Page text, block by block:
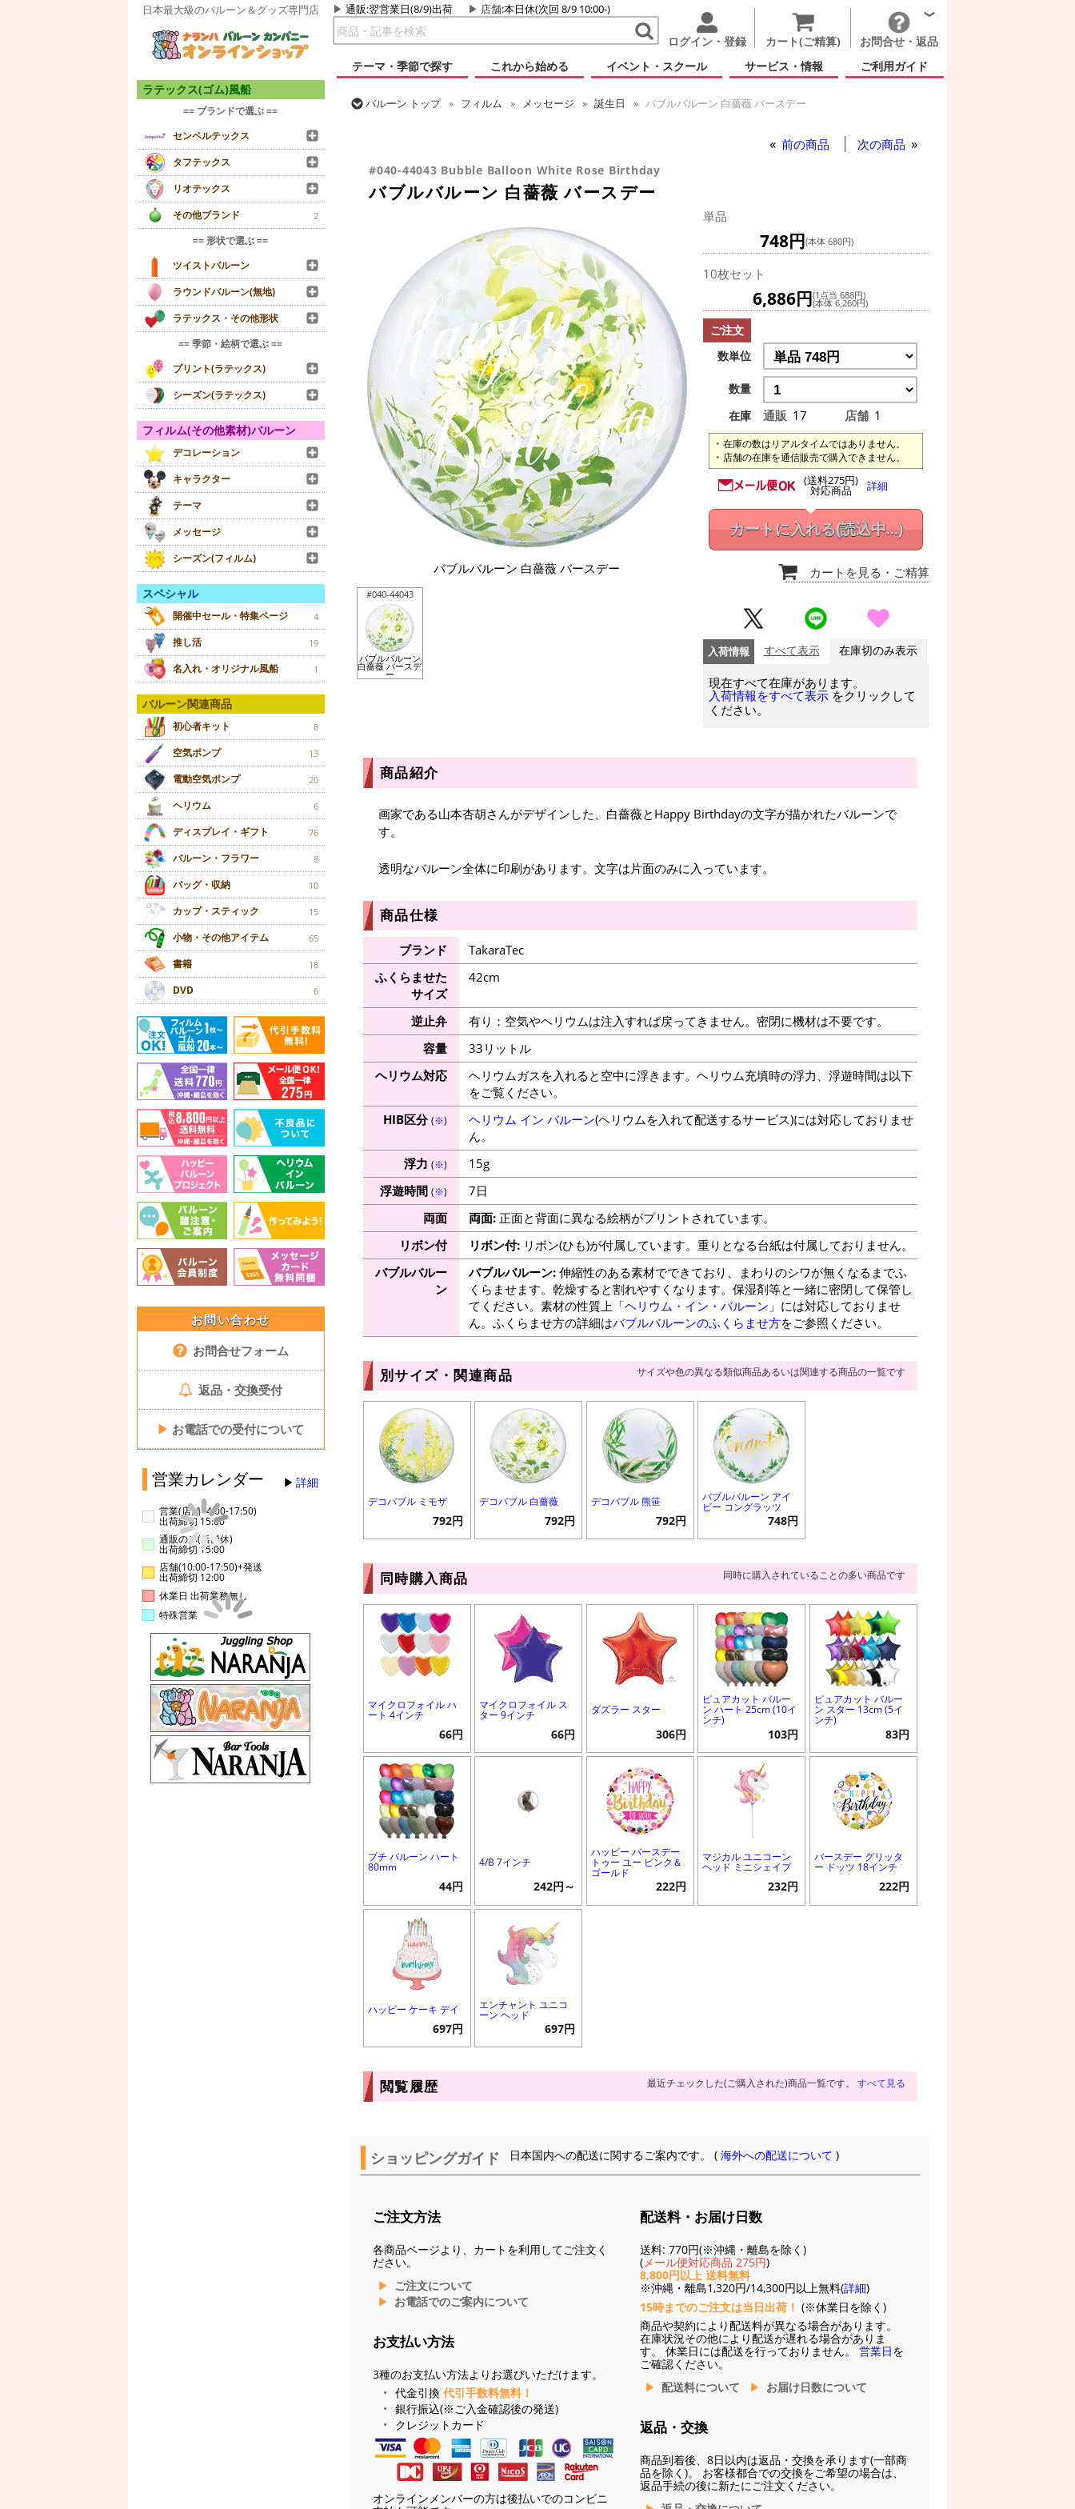
日本最大級のバルーン＆グッズ専門店 通販:翌営業日(8/9)出荷 店舗:本日休(次回 8/9 10:00-)
ログイン・登録 カート(ご精算)
お問合せ・返品
テーマ・季節で探す
これから始める イベント・スクール サービス・情報 ご利用ガイド
ラテックス(ゴム)風船
== ブランドで選ぶ ==
センペルテックス
タフテックス
リオテックス
その他ブランド
2
== 形状で選ぶ ==
ツイストバルーン
ラウンドバルーン(無地)
ラテックス・その他形状
== 季節・絵柄で選ぶ ==
プリント(ラテックス)
シーズン(ラテックス)
フィルム(その他素材)バルーン
デコレーション
キャラクター
テーマ
メッセージ
シーズン(フィルム)
スペシャル
開催中セール・特集ページ 4
推し活 19
名入れ・オリジナル風船 1
バルーン関連商品
初心者キット 8
空気ポンプ 13
電動空気ポンプ 20
ヘリウム 6
ディスプレイ・ギフト 76
バルーン・フラワー 8
バッグ・収納 10
カップ・スティック 15
小物・その他アイテム 65
書籍 18
DVD 6
お問い合わせ
お問合せフォーム
返品・交換受付
▶ お電話での受付について
営業カレンダー 詳細
営業(店舗14:00-17:50)
出荷締切 15:00
通販のみ(店舗休)
出荷締切 15:00
店舗(10:00-17:50)+発送
出荷締切 12:00
休業日 出荷業務無し
特殊営業
バルーン トップ フィルム メッセージ 誕生日
バブルバルーン 白薔薇 バースデー
前の商品 次の商品
#040-44043 Bubble Balloon White Rose Birthday
バブルバルーン 白薔薇 バースデー
バブルバルーン 白薔薇 バースデー
#040-44043
バブルバルーン
白薔薇 バースデ
ー
単品
748円(本体 680円)
10枚セット
6,886円(1点当 688円)
(本体 6,260円)
ご注文
数単位
数量
在庫
通販 17 店舗 1
在庫の数はリアルタイムではありません。
店舗の在庫を通信販売で購入できません。
(送料275円)
対応商品 詳細
カートに入れる(読込中...)
カートを見る ・ご精算
入荷情報 すべて表示 在庫切のみ表示
現在すべて在庫があります。
入荷情報をすべて表示 をクリックして
ください。
商品紹介
画家である山本杏胡さんがデザインした、白薔薇とHappy Birthdayの文字が描かれたバルーンで
す。
透明なバルーン全体に印刷があります。文字は片面のみに入っています。
商品仕様
ブランド
TakaraTec
ふくらませた
サイズ
42cm
逆止弁
有り：空気やヘリウムは注入すれば戻ってきません。密閉に機材は不要です。
容量
33リットル
ヘリウム対応
ヘリウムガスを入れると空中に浮きます。ヘリウム充填時の浮力、浮遊時間は以下
をご覧ください。
HIB区分(※) ヘリウム イン バルーン(ヘリウムを入れて配送するサービス)には対応しておりませ
ん。
浮力 (※)
15g
浮遊時間 (※)
7日
両面
両面:正面と背面に異なる絵柄がプリントされています。
リボン付
リボン付:リボン(ひも)が付属しています。重りとなる台紙は付属しておりません。
バブルバルー
ン
バブルバルーン:伸縮性のある素材でできており、まわりのシワが無くなるまでふ
くらませます。乾燥すると割れやすくなります。保湿剤等と一緒に密閉して保管し
てください。素材の性質上「ヘリウム・イン・バルーン 」には対応しておりませ
ん。ふくらませ方の詳細はバブルバルーンのふくらませ方をご参照ください。
別サイズ・関連商品 サイズや色の異なる類似商品あるいは関連する商品の一覧です
デコバブル ミモザ
792円
デコバブル 白薔薇
792円
デコバブル 熊笹
792円
バブルバルーン アイ
ビー コングラッツ
748円
同時購入商品 同時に購入されていることの多い商品です
マイクロフォイル ハ
ート 4インチ
66円
マイクロフォイル ス
ター 9インチ
66円
ダズラー スター
306円
ピュアカット バルー
ン ハート 25cm (10イ
ンチ)
103円
ピュアカット バルー
ン スター 13cm (5イ
ンチ)
83円
プチ バルーン ハート
80mm
44円
4/B 7インチ
242円～
ハッピー バースデー
トゥー ユー ピンク＆
ゴールド
222円
マジカル ユニコーン
ヘッド ミニシェイプ
232円
バースデー グリッタ
ー ドッツ 18インチ
222円
ハッピー ケーキ デイ
697円
エンチャント ユニコ
ーン ヘッド
697円
閲覧履歴 最近チェックした(ご購入された)商品一覧です。 すべて見る
ショッピングガイド 日本国内への配送に関するご案内です。 (海外への配送について )
ご注文方法
各商品ページより、カートを利用してご注文く
ださい。
ご注文について
お電話でのご案内について
お支払い方法
3種のお支払い方法よりお選びいただけます。
代金引換 代引手数料無料！
銀行振込(※ご入金確認後の発送)
クレジットカード
オンラインメンバーの方は後払いでのコンビニ
配送料・お届け日数
送料: 770円(※沖縄・離島を除く)
(メール便対応商品 275円)
8,800円以上 送料無料
※沖縄・離島1,320円/14,300円以上無料(詳細)
15時までのご注文は当日出荷！ (※休業日を除く)
商品や契約により配送料が異なる場合があります。
在庫状況その他により配送が遅れる場合がありま
す。 休業日には配送を行っておりません。 営業日を
ご確認ください。
配送料について
お届け日数について
返品・交換
商品到着後、8日以内は返品・交換を承ります(一部商
品を除く)。 お客様都合での交換をご希望の場合は、
返品手続の後に新たにご注文ください。